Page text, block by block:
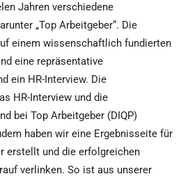
Jahren verschiedene
„Top Arbeitgeber“. Die
einem wissenschaftlich fundierten
eine repräsentative
ein HR-Interview. Die
HR-Interview und die
bei Top Arbeitgeber (DIQP)
haben wir eine Ergebnisseite für
erstellt und die erfolgreichen
verlinken. So ist aus unserer